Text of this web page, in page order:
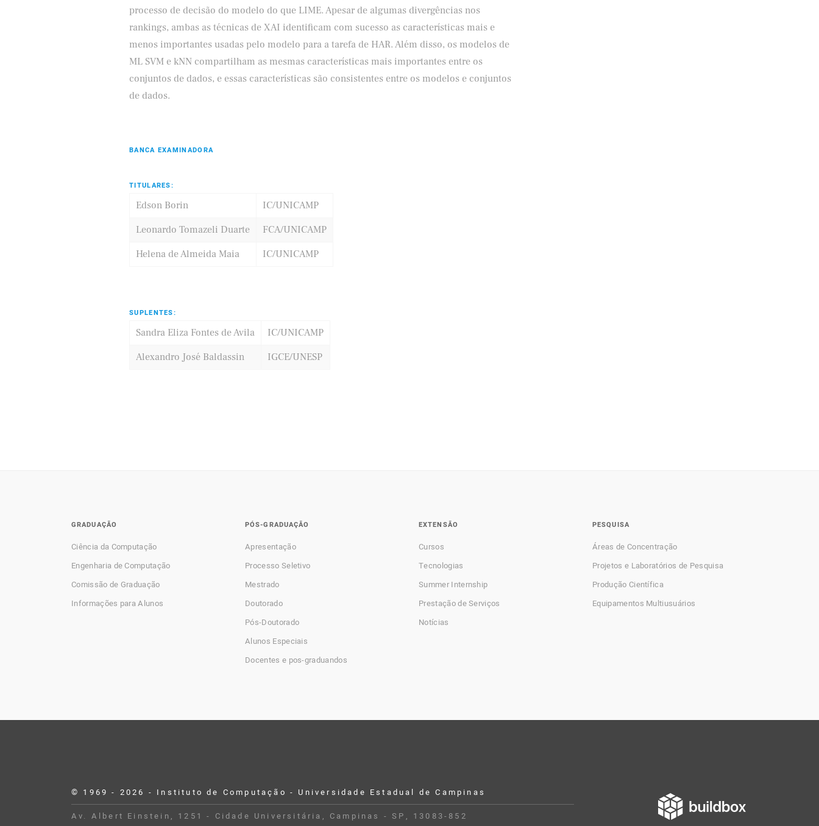
processo de decisão do modelo do que LIME. Apesar de algumas divergências nos
rankings, ambas as técnicas de XAI identificam com sucesso as características mais e
menos importantes usadas pelo modelo para a tarefa de HAR. Além disso, os modelos de
ML SVM e kNN compartilham as mesmas características mais importantes entre os
conjuntos de dados, e essas características são consistentes entre os modelos e conjuntos
de dados.
BANCA EXAMINADORA
TITULARES:
Edson Borin
IC/UNICAMP
Leonardo Tomazeli Duarte
FCA/UNICAMP
Helena de Almeida Maia
IC/UNICAMP
SUPLENTES:
Sandra Eliza Fontes de Avila
IC/UNICAMP
Alexandro José Baldassin
IGCE/UNESP
GRADUAÇÃO
Ciência da Computação
Engenharia de Computação
Comissão de Graduação
Informações para Alunos
PÓS-GRADUAÇÃO
Apresentação
Processo Seletivo
Mestrado
Doutorado
Pós-Doutorado
Alunos Especiais
Docentes e pos-graduandos
EXTENSÃO
Cursos
Tecnologias
Summer Internship
Prestação de Serviços
Notícias
PESQUISA
Áreas de Concentração
Projetos e Laboratórios de Pesquisa
Produção Científica
Equipamentos Multiusuários
© 1969 - 2026 - Instituto de Computação - Universidade Estadual de Campinas
Av. Albert Einstein, 1251 - Cidade Universitária, Campinas - SP, 13083-852
Desenvolvido por Buildbox